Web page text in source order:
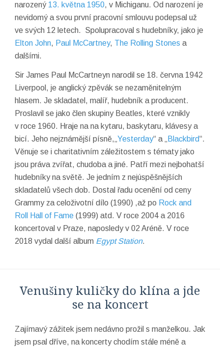
narozený 13. května 1950, v Michiganu. Od narození je
nevidomý a svou první pracovní smlouvu podepsal už
ve svých 12 letech. Spolupracoval s hudebníky, jako je
Elton John, Paul McCartney, The Rolling Stones a
dalšími.
Sir James Paul McCartneyn narodil se 18. června 1942
Liverpool, je anglický zpěvák se nezaměnitelným
hlasem. Je skladatel, malíř, hudebník a producent.
Proslavil se jako člen skupiny Beatles, které vznikly
v roce 1960. Hraje na na kytaru, baskytaru, klávesy a
bicí. Jeho nejznámější písně,„ Yesterday“ a „ Blackbird“.
Věnuje se i charitativním záležitostem s tématy jako
jsou práva zvířat, chudoba a jiné. Patří mezi nejbohatší
hudebníky na světě. Je jedním z nejúspěšnějších
skladatelů všech dob. Dostal řadu ocenění od ceny
Grammy za celoživotní dílo (1990) ,až po Rock and
Roll Hall of Fame (1999) atd. V roce 2004 a 2016
koncertoval v Praze, naposledy v 02 Aréně. V roce
2018 vydal další album Egypt Station.
Venušiny kuličky do klína a jde
se na koncert
Zajímavý zážitek jsem nedávno prožil s manželkou. Jak
jsem psal dříve, na koncerty chodím stále méně a